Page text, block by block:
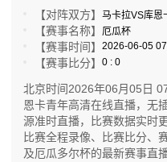
【对阵双方】马卡拉VS库恩
【赛事名称】 厄瓜杯
【赛事时间】2026-06-05
【赛事比分】0 : 0
北京时间2026年06月05日
恩卡青年高清在线直播，无
源准时直播，比赛数据实时
比赛全程录像、比赛比分、
及厄瓜多尔杯的最新赛事直